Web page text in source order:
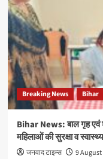
Breaking News Bihar
Bihar News: बाल गृह एवं
महिलाओं की सुरक्षा व
जनवाद टाइम्स 9 August